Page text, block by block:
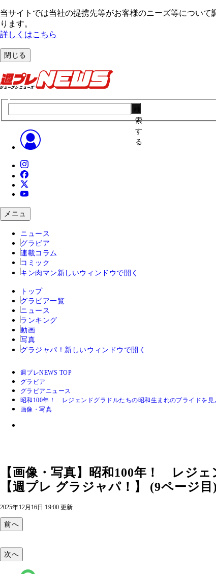
当サイトでは当社の提携先等がお客様のニーズ等につい
ります。
詳しくはこちら
閉じる
索
す
る
メニュ
ニュース
グラビア
連載コラム
コミック
キン肉マン 新しいウィンドウで開く
トップ
グラビア一覧
ニュース
ランキング
動画
写真
グラジャパ！ 新しいウィンドウで開く
週プレNEWS TOP
グラビア
グラビアニュース
昭和100年！ レジェンドグラドルたちの昭和生まれのプライドを見
画像・写真
【画像・写真】昭和100年！ レジ
【週プレ グラジャパ！】 (9ページ目)
2025年12月16日 19:00 更新
前へ
次へ